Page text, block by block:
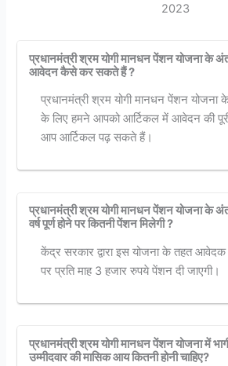
2023
प्रधानमंत्री श्रम योगी मानधन पेंशन योजना के
आवेदन कैसे कर सकते हैं ?
प्रधानमंत्री श्रम योगी मानधन पेंशन
के लिए हमने आपको आर्टिकल में आवेदन की पूरी
आप आर्टिकल पढ़ सकते हैं।
प्रधानमंत्री श्रम योगी मानधन पेंशन योजना के
वर्ष पूर्ण होने पर कितनी पेंशन मिलेगी ?
केंद्र सरकार द्वारा इस योजना के तहत आवेदक
पर प्रति माह 3 हजार रुपये पेंशन दी जाएगी।
प्रधानमंत्री श्रम योगी मानधन पेंशन योजना में
उम्मीदवार की मासिक आय कितनी होनी चाहिए?